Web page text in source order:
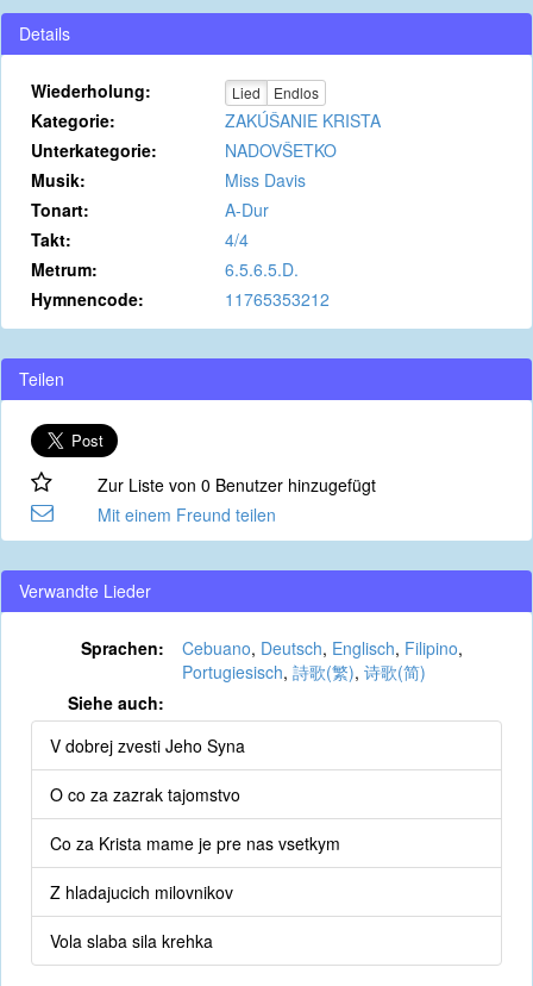
Details
Wiederholung: Lied Endlos
Kategorie:
ZAKÚŠANIE KRISTA
Unterkategorie:
NADOVŠETKO
Musik:
Miss Davis
Tonart:
A-Dur
Takt:
4/4
Metrum:
6.5.6.5.D.
Hymnencode:
11765353212
Teilen
Zur Liste von 0 Benutzer hinzugefügt
Mit einem Freund teilen
Verwandte Lieder
Sprachen: Cebuano, Deutsch, Englisch, Filipino,
Portugiesisch, 詩歌(繁), 诗歌(简)
Siehe auch:
V dobrej zvesti Jeho Syna
O co za zazrak tajomstvo
Co za Krista mame je pre nas vsetkym
Z hladajucich milovnikov
Vola slaba sila krehka